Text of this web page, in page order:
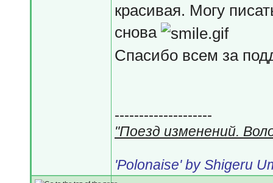
красивая. Могу
снова
Спасибо всем за
--------------------
"Поезд изменений.
'Polonaise' by Shigeru